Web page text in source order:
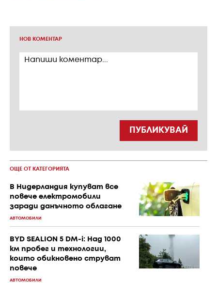
НОВ КОМЕНТАР
ПУБЛИКУВАЙ
ОЩЕ ОТ КАТЕГОРИЯТА
В Нидерландия купуват все
повече електромобили
заради данъчното облагане
АВТОМОБИЛИ
BYD SEALION 5 DM-i: Над 1000
км пробег и технологии,
които обикновено струват
повече
АВТОМОБИЛИ